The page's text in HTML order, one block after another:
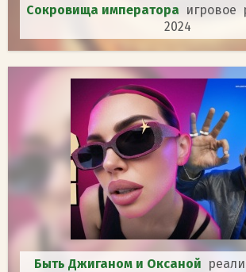
Сокровища императора игровое
2024
Быть Джиганом и Оксаной